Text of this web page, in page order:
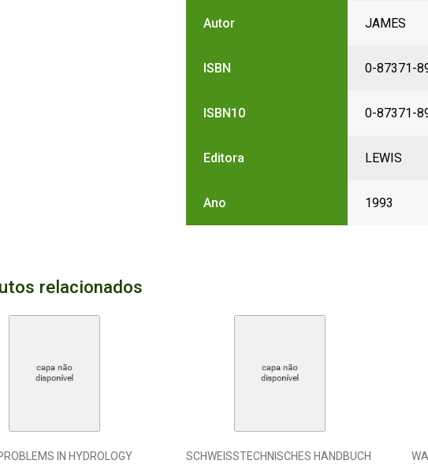
Autor JAMES
ISBN 0-87371-
ISBN10 0-87371-
Editora LEWIS
Ano 1993
relacionados
IN HYDROLOGY
SCHWEISSTECHNISCHES HANDBUCH